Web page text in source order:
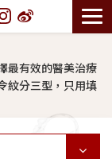
最有效的醫美治療
紋分三型，只用填